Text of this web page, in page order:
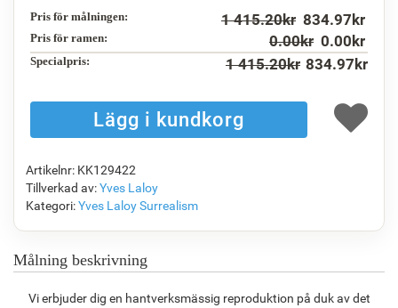
F5130-234
1 435.38kr
F5429-258 F3013-236
1 057.22kr
F1823-204
1 119.63kr
F8645-298
1 865.98kr
F6537-236
989.94kr
F7034-298
1 387.48
Pris för målningen: 1 415.20kr 834.97 kr
Pris för ramen: 0.00kr 0.00 kr
Specialpris: 1 415.20kr 834.97 kr
Artikelnr: KK129422
Tillverkad av:Yves Laloy
Kategori:Yves LaloySurrealism
Målning beskrivning
Vi erbjuder dig en hantverksmässig reproduktion på duk av det